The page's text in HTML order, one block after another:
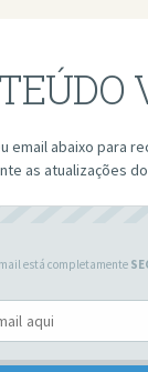
email abaixo para
as atualizações
está completamente